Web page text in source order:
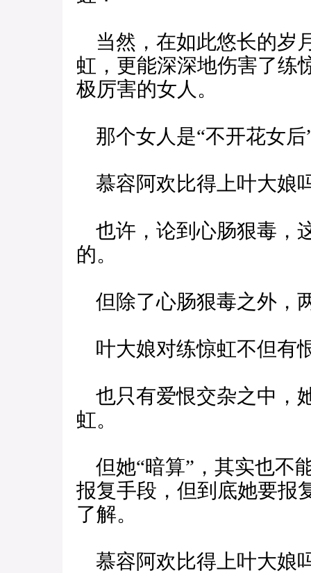
当然，在如此悠长的岁
虹，更能深深地伤害了练
极厉害的女人。
那个女人是“不开花女后
慕容阿欢比得上叶大娘
也许，论到心肠狠毒，
的。
但除了心肠狠毒之外，
叶大娘对练惊虹不但有
也只有爱恨交杂之中，
虹。
但她“暗算”，其实也不
报复手段，但到底她要报
了解。
慕容阿欢比得上叶大娘